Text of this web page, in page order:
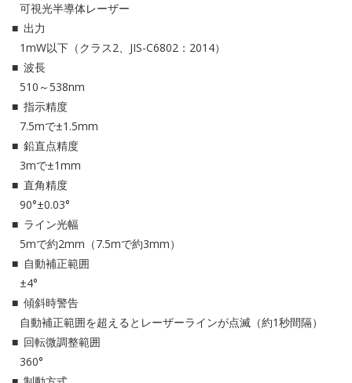
可視光半導体レーザー
出力
1mW以下（クラス2、JIS-C6802：2014）
波長
510～538nm
指示精度
7.5mで±1.5mm
鉛直点精度
3mで±1mm
直角精度
90°±0.03°
ライン光幅
5mで約2mm（7.5mで約3mm）
自動補正範囲
±4°
傾斜時警告
自動補正範囲を超えるとレーザーラインが点滅（約1秒間隔）
回転微調整範囲
360°